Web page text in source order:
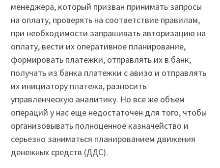
менеджера, который призван принимать запросы
на оплату, проверять на соответствие правилам,
при необходимости запрашивать авторизацию на
оплату, вести их оперативное планирование,
формировать платежки, отправлять их в банк,
получать из банка платежки с авизо и отправлять
их инициатору платежа, разносить
управленческую аналитику. Но все же объем
операций у нас еще недостаточен для того, чтобы
организовывать полноценное казначейство и
серьезно заниматься планированием движения
денежных средств (ДДС).